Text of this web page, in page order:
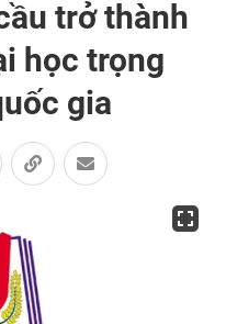
trở thành
học trọng
gia